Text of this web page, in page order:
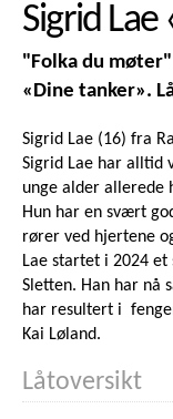
Sigrid Lae
"Folka du
«Dine tanker».
Sigrid Lae (16) fra
Sigrid Lae har alltid
unge alder allerede
Hun har en svært
rører ved hjertene
Lae startet i 2024
Sletten. Han har nå
har resultert i
Kai Løland.
Låtoversikt